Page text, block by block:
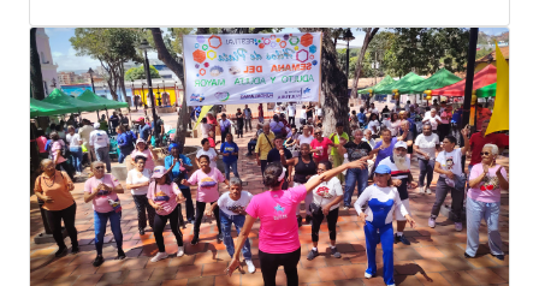
El alcalde tomó nota de las quejas, sugerencias y
Además, estas acciones se ejecutan en articulación con
Andyvell Román